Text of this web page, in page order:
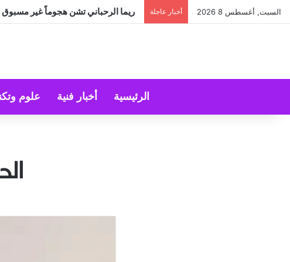
السبت, أغسطس 8 2026 أخبار عاجلة ريما الرحباني تشن هجوماً غير
الرئيسية أخبار فنية علوم